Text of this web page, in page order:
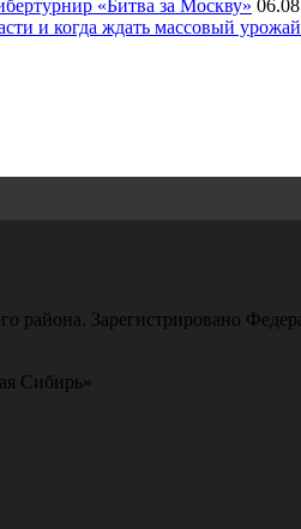
«Битва за Москву»
и когда ждать массовый урожай
района. Зарегистрировано
Сибирь»